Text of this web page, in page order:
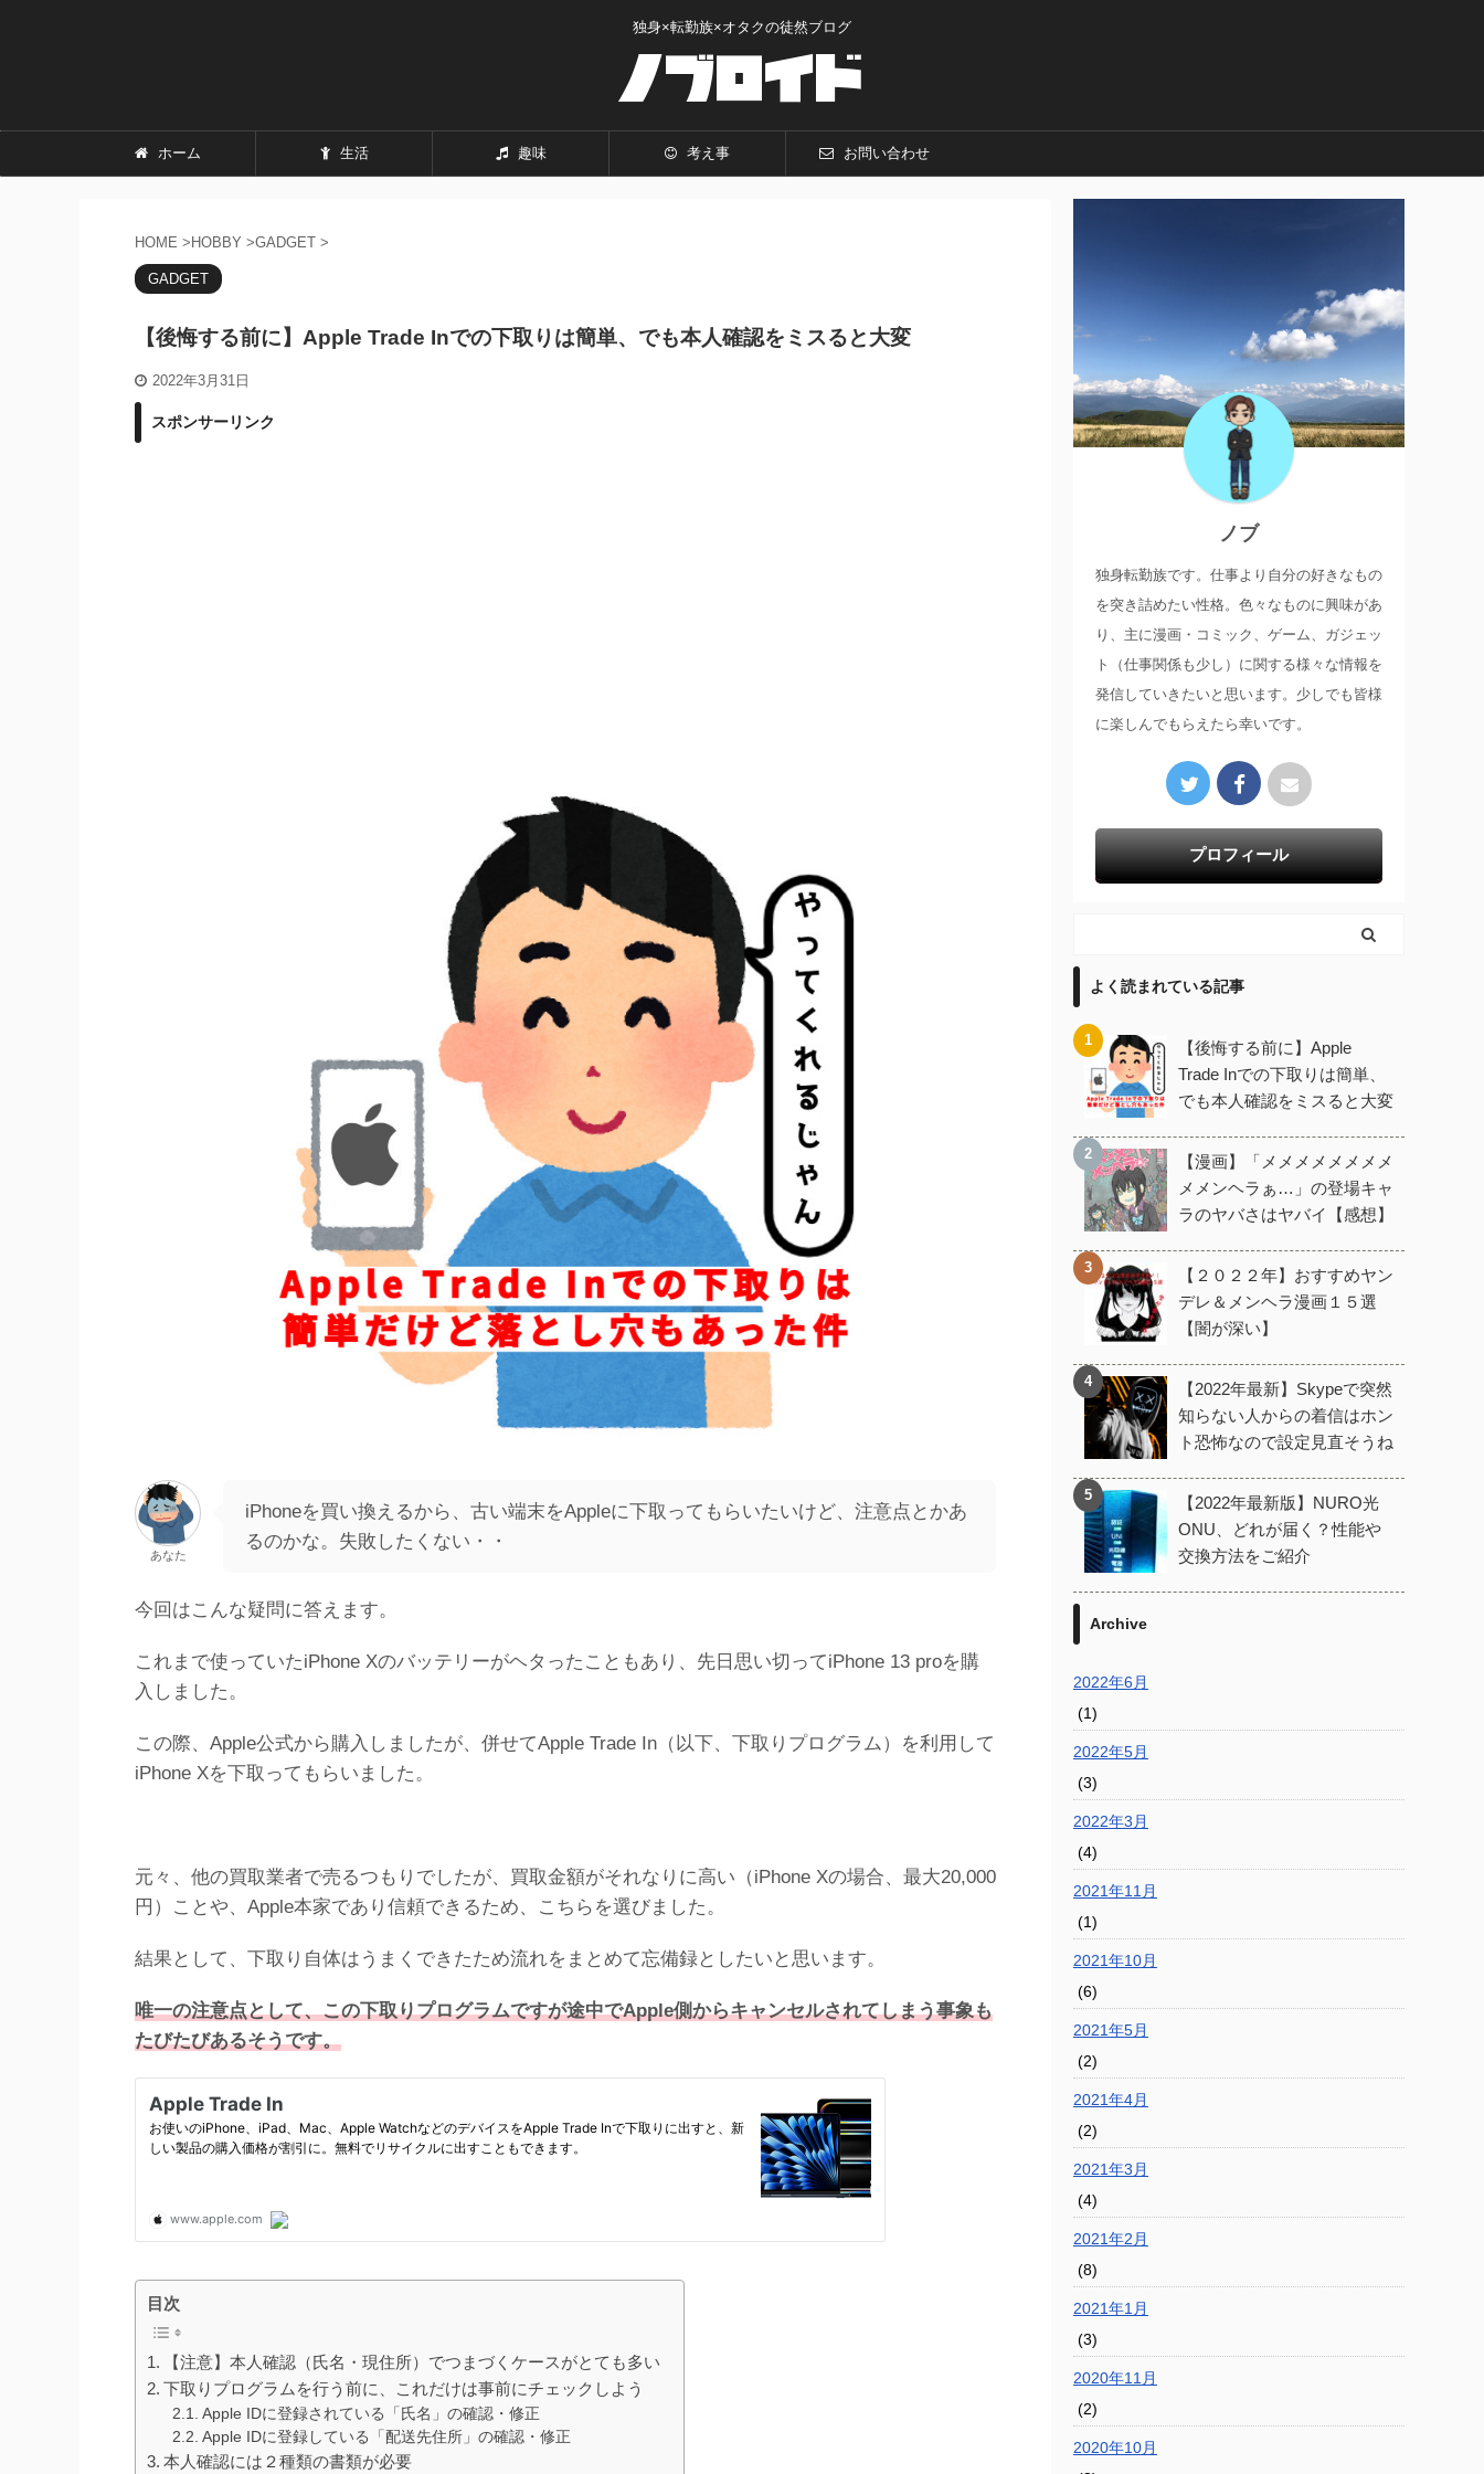
独身×転勤族×オタクの徒然ブログ
ホーム 生活 趣味 考え事 お問い合わせ
HOME > HOBBY >GADGET >
GADGET
【後悔する前に】Apple Trade Inでの下取りは簡単、でも本人確認をミスると大変
2022年3月31日
スポンサーリンク
あなた
iPhoneを買い換えるから、古い端末をAppleに下取ってもらいたいけど、注意点とかあ
るのかな。失敗したくない・・
今回はこんな疑問に答えます。
これまで使っていたiPhone Xのバッテリーがヘタったこともあり、先日思い切ってiPhone 13 proを購
入しました。
この際、Apple公式から購入しましたが、併せてApple Trade In（以下、下取りプログラム）を利用して
iPhone Xを下取ってもらいました。
元々、他の買取業者で売るつもりでしたが、買取金額がそれなりに高い（iPhone Xの場合、最大20,000
円）ことや、Apple本家であり信頼できるため、こちらを選びました。
結果として、下取り自体はうまくできたため流れをまとめて忘備録としたいと思います。
唯一の注意点として、この下取りプログラムですが途中でApple側からキャンセルされてしまう事象も
たびたびあるそうです。
目次
【注意】本人確認（氏名・現住所）でつまづくケースがとても多い
下取りプログラムを行う前に、これだけは事前にチェックしよう
Apple IDに登録されている「氏名」の確認・修正
Apple IDに登録している「配送先住所」の確認・修正
本人確認には２種類の書類が必要
ノブ
独身転勤族です。仕事より自分の好きなもの
を突き詰めたい性格。色々なものに興味があ
り、主に漫画・コミック、ゲーム、ガジェッ
ト（仕事関係も少し）に関する様々な情報を
発信していきたいと思います。少しでも皆様
に楽しんでもらえたら幸いです。
プロフィール
よく読まれている記事
【後悔する前に】Apple
Trade Inでの下取りは簡単、
でも本人確認をミスると大変
【漫画】「メメメメメメメメ
メメンヘラぁ…」の登場キャ
ラのヤバさはヤバイ【感想】
【２０２２年】おすすめヤン
デレ＆メンヘラ漫画１５選
【闇が深い】
【2022年最新】Skypeで突然
知らない人からの着信はホン
ト恐怖なので設定見直そうね
【2022年最新版】NURO光
ONU、どれが届く？性能や
交換方法をご紹介
Archive
2022年6月
(1)
2022年5月
(3)
2022年3月
(4)
2021年11月
(1)
2021年10月
(6)
2021年5月
(2)
2021年4月
(2)
2021年3月
(4)
2021年2月
(8)
2021年1月
(3)
2020年11月
(2)
2020年10月